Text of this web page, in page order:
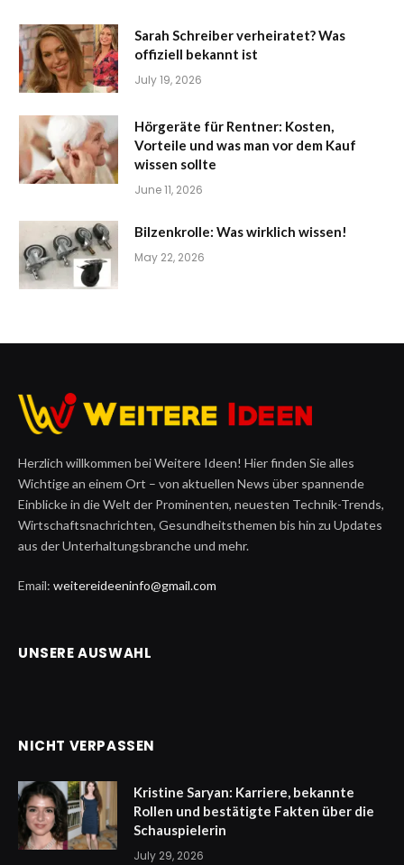
Sarah Schreiber verheiratet? Was
offiziell bekannt ist
July 19, 2026
Hörgeräte für Rentner: Kosten,
Vorteile und was man vor dem Kauf
wissen sollte
June 11, 2026
Bilzenkrolle: Was wirklich wissen!
May 22, 2026
Herzlich willkommen bei Weitere Ideen! Hier finden Sie alles
Wichtige an einem Ort – von aktuellen News über spannende
Einblicke in die Welt der Prominenten, neuesten Technik-Trends,
Wirtschaftsnachrichten, Gesundheitsthemen bis hin zu Updates
aus der Unterhaltungsbranche und mehr.
Email: weitereideeninfo@gmail.com
UNSERE AUSWAHL
NICHT VERPASSEN
Kristine Saryan: Karriere, bekannte
Rollen und bestätigte Fakten über die
Schauspielerin
July 29, 2026